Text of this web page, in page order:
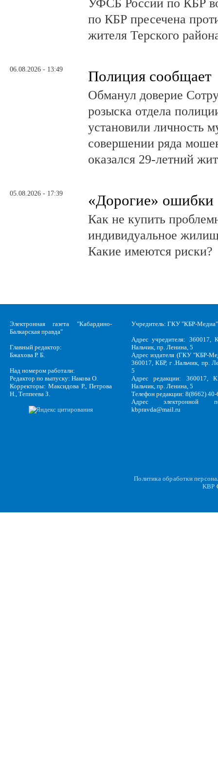
УФСБ России по КБР
по КБР пресечена
жителя Терского
06.08.2026 - 13:49 Полиция сообщает
Обманул доверие
розыска отдела
установили личность
совершении ряда
оказался 29-летний
05.08.2026 - 17:39 «Дорогие» ошибки
Как не купить
индивидуальное
Какие имеются риски?
Электронная газета "Кабардино-
Балкарская правда"
Главный редактор:
Бжахова Р. Б.
Над номером работали:
Редактор по выпуску: Накова О.
Корректоры: Максидова Р., Петрова
Н., Теппеева З.
Учредитель: ГКУ "КБР-Медиа"
Адрес учредителя: 360017,
Нальчик, пр. Ленина, 5
Адрес издателя (ГКУ "КБР-
360017, КБР, г .Нальчик, пр.
5
Адрес редакции: 360017,
Нальчик, пр. Ленина, 5
Телефон редакции: 8(8662)
Адрес электронной
kbpravda@mail.ru
Политика обработки
KBP